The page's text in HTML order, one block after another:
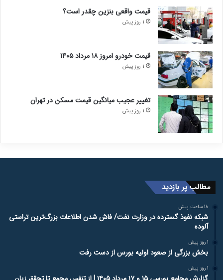
قیمت واقعی بنزین چقدر است؟
1 روز پیش
قیمت خودرو امروز ۱۸ مرداد ۱۴۰۵
1 روز پیش
تغییر عجیب میانگین قیمت مسکن در تهران
1 روز پیش
مطالب پر بازدید
18 ساعت پیش
شبکه نفوذ گسترده در وزارت نفت/ فاش شدن اطلاعات بزرگ‌ترین تراستی‌
آلوده
1 روز پیش
بخش بزرگی از صعود اولیه بورس از دست رفت
1 روز پیش